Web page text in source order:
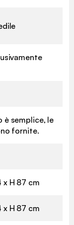
è semplice, le
fornite.
x H 87 cm
x H 87 cm